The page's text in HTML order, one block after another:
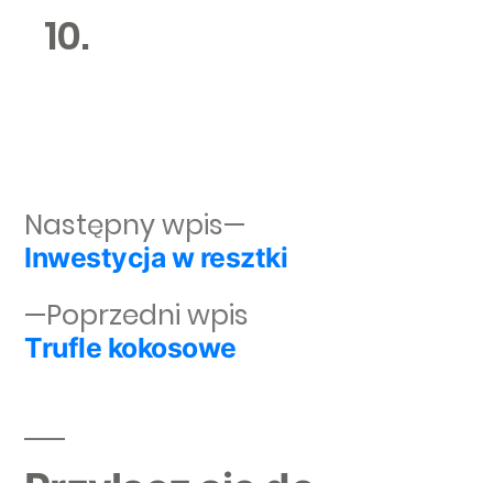
10.
Nawigacja wpisu
Poprzedni wpis
Trufle kokosowe
Następny wpis
Inwestycja w resztki